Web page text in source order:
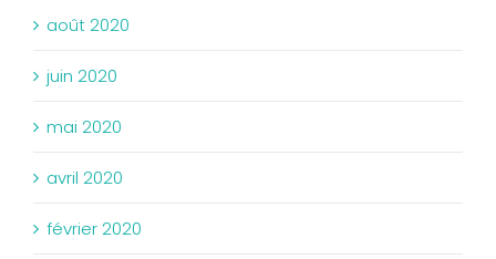
août 2020
juin 2020
mai 2020
avril 2020
février 2020